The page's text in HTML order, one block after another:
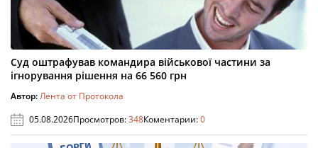
Суд оштрафував командира військової частини за
ігнорування рішення на 66 560 грн
Автор:Лента от Протокола
05.08.2026Просмотров:348Коментарии:0